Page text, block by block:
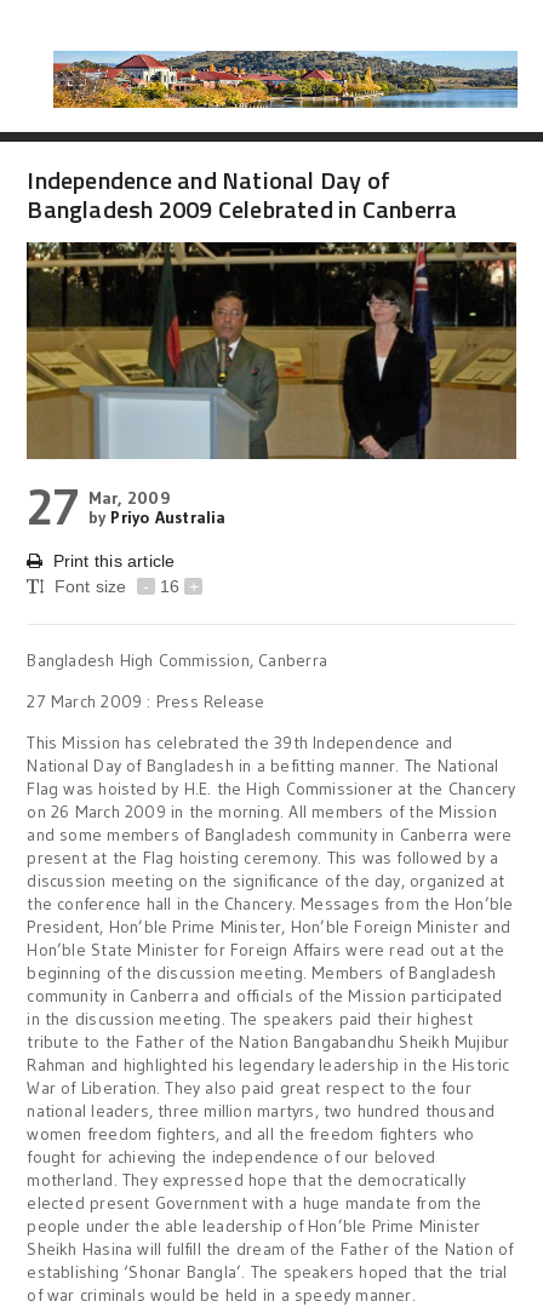
Independence and National Day of
Bangladesh 2009 Celebrated in Canberra
27 Mar, 2009
by Priyo Australia
Print this article
Font size
- 16 +
Bangladesh High Commission, Canberra
27 March 2009 : Press Release
This Mission has celebrated the 39th Independence and
National Day of Bangladesh in a befitting manner. The National
Flag was hoisted by H.E. the High Commissioner at the Chancery
on 26 March 2009 in the morning. All members of the Mission
and some members of Bangladesh community in Canberra were
present at the Flag hoisting ceremony. This was followed by a
discussion meeting on the significance of the day, organized at
the conference hall in the Chancery. Messages from the Hon’ble
President, Hon’ble Prime Minister, Hon’ble Foreign Minister and
Hon’ble State Minister for Foreign Affairs were read out at the
beginning of the discussion meeting. Members of Bangladesh
community in Canberra and officials of the Mission participated
in the discussion meeting. The speakers paid their highest
tribute to the Father of the Nation Bangabandhu Sheikh Mujibur
Rahman and highlighted his legendary leadership in the Historic
War of Liberation. They also paid great respect to the four
national leaders, three million martyrs, two hundred thousand
women freedom fighters, and all the freedom fighters who
fought for achieving the independence of our beloved
motherland. They expressed hope that the democratically
elected present Government with a huge mandate from the
people under the able leadership of Hon’ble Prime Minister
Sheikh Hasina will fulfill the dream of the Father of the Nation of
establishing ‘Shonar Bangla’. The speakers hoped that the trial
of war criminals would be held in a speedy manner.